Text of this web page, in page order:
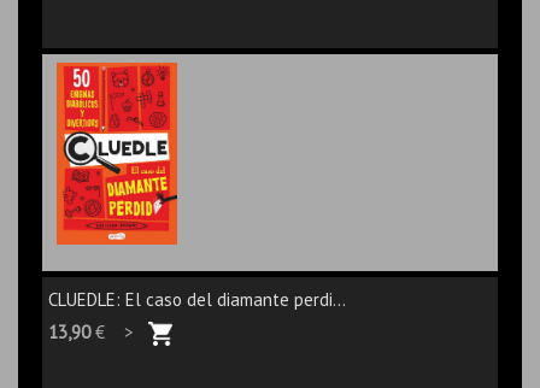
CLUEDLE: El caso del diamante perdi...
13,90€ >